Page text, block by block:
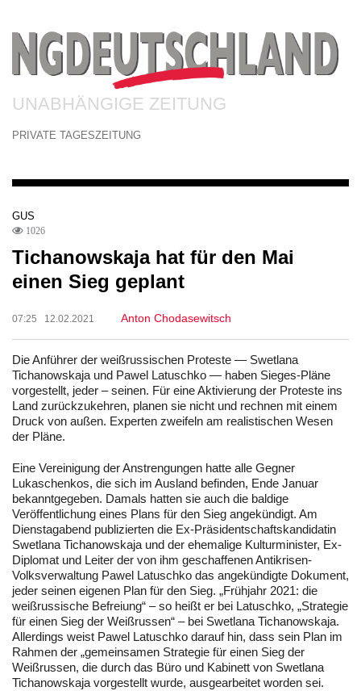
UNABHÄNGIGE ZEITUNG
PRIVATE TAGESZEITUNG
GUS
1026
Tichanowskaja hat für den Mai
einen Sieg geplant
07:25 12.02.2021 Anton Chodasewitsch
Die Anführer der weißrussischen Proteste — Swetlana
Tichanowskaja und Pawel Latuschko — haben Sieges-Pläne
vorgestellt, jeder – seinen. Für eine Aktivierung der Proteste ins
Land zurückzukehren, planen sie nicht und rechnen mit einem
Druck von außen. Experten zweifeln am realistischen Wesen
der Pläne.
Eine Vereinigung der Anstrengungen hatte alle Gegner
Lukaschenkos, die sich im Ausland befinden, Ende Januar
bekanntgegeben. Damals hatten sie auch die baldige
Veröffentlichung eines Plans für den Sieg angekündigt. Am
Dienstagabend publizierten die Ex-Präsidentschaftskandidatin
Swetlana Tichanowskaja und der ehemalige Kulturminister, Ex-
Diplomat und Leiter der von ihm geschaffenen Antikrisen-
Volksverwaltung Pawel Latuschko das angekündigte Dokument,
jeder seinen eigenen Plan für den Sieg. „Frühjahr 2021: die
weißrussische Befreiung“ – so heißt er bei Latuschko, „Strategie
für einen Sieg der Weißrussen“ – bei Swetlana Tichanowskaja.
Allerdings weist Pawel Latuschko darauf hin, dass sein Plan im
Rahmen der „gemeinsamen Strategie für einen Sieg der
Weißrussen, die durch das Büro und Kabinett von Swetlana
Tichanowskaja vorgestellt wurde, ausgearbeitet worden sei.